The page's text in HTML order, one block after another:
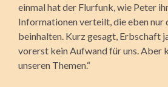
einmal hat der Flurfunk, wie Peter
Informationen verteilt, die eben nur
beinhalten. Kurz gesagt, Erbschaft
vorerst kein Aufwand für uns. Aber
unseren Themen.“